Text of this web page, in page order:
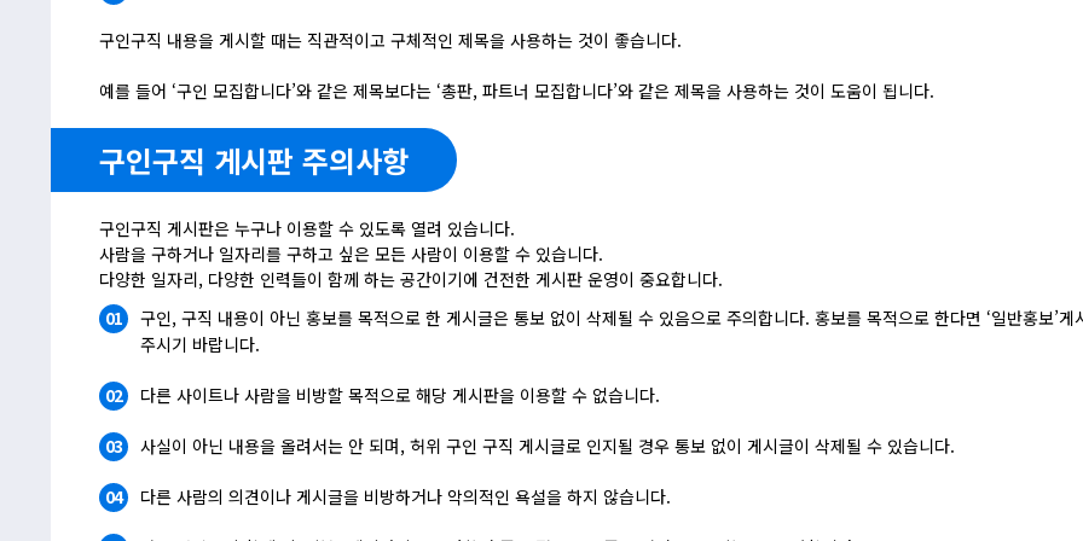
구인구직 내용을 게시할 때는 직관적이고 구체적인 제목을 사용하는 것이 좋습니다.
예를 들어 ‘구인 모집합니다’와 같은 제목보다는 ‘총판, 파트너 모집합니다’와 같은 제목을 사용하는 것이 도움이 됩니다.
구인구직 게시판 주의사항
구인구직 게시판은 누구나 이용할 수 있도록 열려 있습니다.
사람을 구하거나 일자리를 구하고 싶은 모든 사람이 이용할 수 있습니다.
다양한 일자리, 다양한 인력들이 함께 하는 공간이기에 건전한 게시판 운영이 중요합니다.
01
구인, 구직 내용이 아닌 홍보를 목적으로 한 게시글은 통보 없이 삭제될 수 있음으로 주의합니다. 홍보를 목적으로 한다면 ‘일반홍보’게
주시기 바랍니다.
02 다른 사이트나 사람을 비방할 목적으로 해당 게시판을 이용할 수 없습니다.
03 사실이 아닌 내용을 올려서는 안 되며, 허위 구인 구직 게시글로 인지될 경우 통보 없이 게시글이 삭제될 수 있습니다.
04 다른 사람의 의견이나 게시글을 비방하거나 악의적인 욕설을 하지 않습니다.